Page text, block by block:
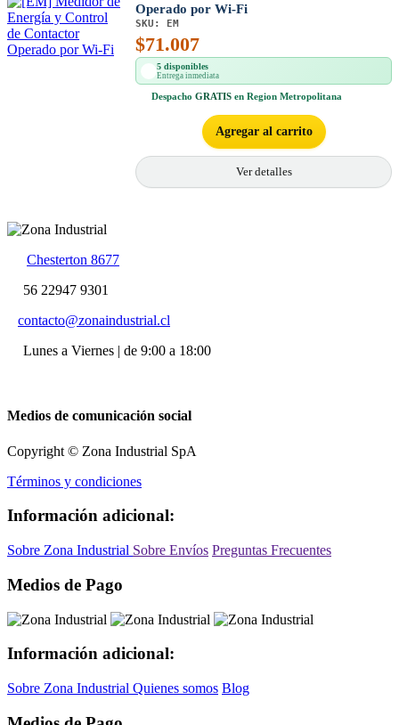
Operado por Wi-Fi
SKU: EM
$71.007
5 disponibles
Entrega inmediata
Despacho GRATIS en Region Metropolitana
Agregar al carrito
Ver detalles
Chesterton 8677
56 22947 9301
contacto@zonaindustrial.cl
Lunes a Viernes | de 9:00 a 18:00
Medios de comunicación social
Copyright © Zona Industrial SpA
Términos y condiciones
Información adicional:
Sobre Zona Industrial Sobre Envíos Preguntas Frecuentes
Medios de Pago
Información adicional:
Sobre Zona Industrial Quienes somos Blog